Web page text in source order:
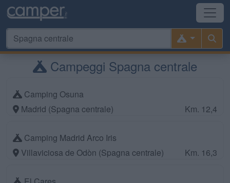
Campeggi Spagna centrale
Camping Osuna
Madrid (Spagna centrale)
Km. 12,4
Camping Madrid Arco Iris
Villaviciosa de Odòn (Spagna centrale)
Km. 16,3